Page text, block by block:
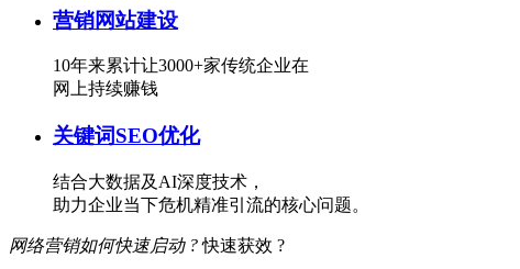
营销网站建设
10年来累计让3000+家传统企业在
网上持续赚钱
关键词SEO优化
结合大数据及AI深度技术，
助力企业当下危机精准引流的核心问题。
网络营销如何快速启动 ?快速获效 ?